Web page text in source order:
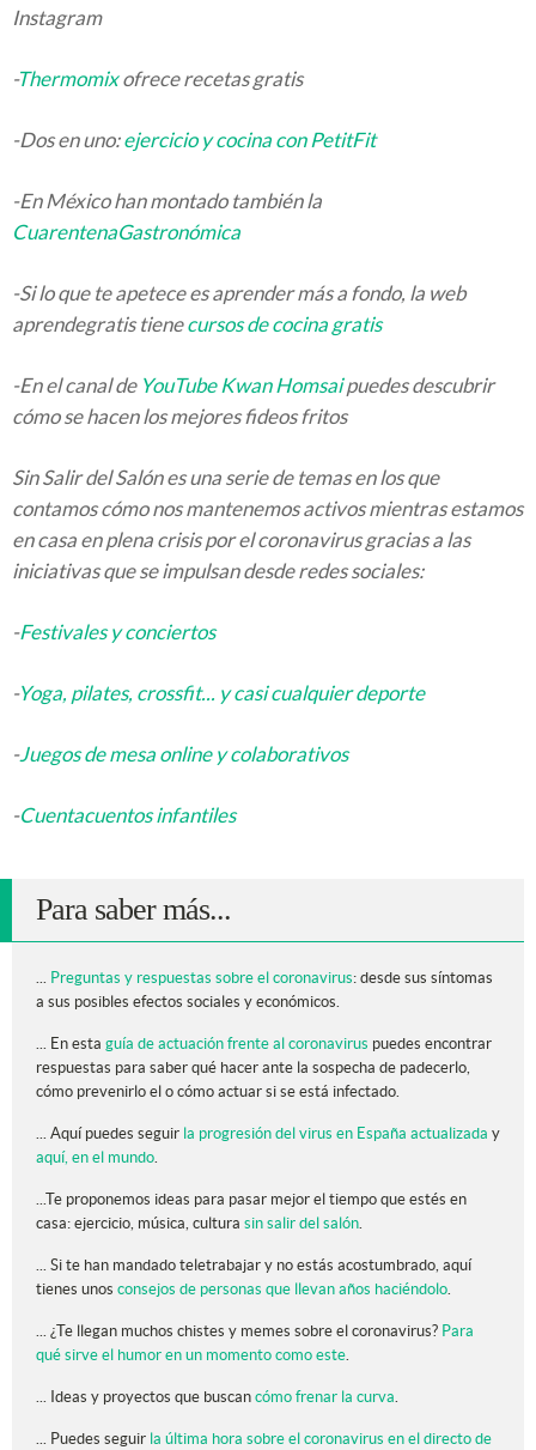
Instagram
-Thermomixofrece recetas gratis
-Dos en uno:ejercicio y cocina con PetitFit
-En México han montado también la
CuarentenaGastronómica
-Si lo que te apetece es aprender más a fondo, la web
aprendegratis tienecursos de cocina gratis
-En el canal de YouTube Kwan Homsaipuedes descubrir
cómo se hacen los mejores fideos fritos
Sin Salir del Salón es una serie de temas en los que
contamos cómo nos mantenemos activos mientras estamos
en casa en plena crisis por el coronavirus gracias a las
iniciativas que se impulsan desde redes sociales:
-Festivales y conciertos
-Yoga, pilates, crossfit... y casi cualquier deporte
-Juegos de mesa online y colaborativos
-Cuentacuentos infantiles
Para saber más...
... Preguntas y respuestas sobre el coronavirus: desde sus síntomas
a sus posibles efectos sociales y económicos.
... En esta guía de actuación frente al coronavirus puedes encontrar
respuestas para saber qué hacer ante la sospecha de padecerlo,
cómo prevenirlo el o cómo actuar si se está infectado.
... Aquí puedes seguir la progresión del virus en España actualizada y
aquí, en el mundo.
...Te proponemos ideas para pasar mejor el tiempo que estés en
casa: ejercicio, música, cultura sin salir del salón.
... Si te han mandado teletrabajar y no estás acostumbrado, aquí
tienes unos consejos de personas que llevan años haciéndolo.
... ¿Te llegan muchos chistes y memes sobre el coronavirus? Para
qué sirve el humor en un momento como este.
... Ideas y proyectos que buscan cómo frenar la curva.
... Puedes seguir la última hora sobre el coronavirus en el directo de